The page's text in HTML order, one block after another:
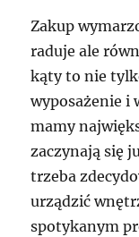
Zakup
raduje ale
kąty to nie
wyposażenie i
mamy
zaczynają się
trzeba
urządzić
spotykanym